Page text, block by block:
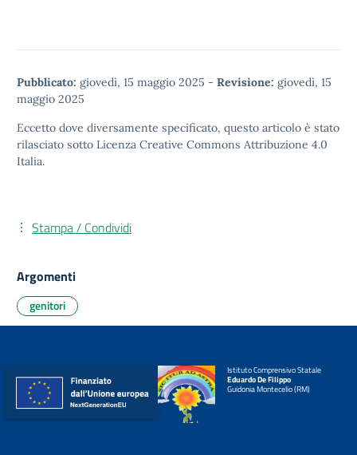
Pubblicato: giovedì, 15 maggio 2025 - Revisione: giovedì, 15
maggio 2025
Eccetto dove diversamente specificato, questo articolo è stato
rilasciato sotto Licenza Creative Commons Attribuzione 4.0
Italia.
Stampa / Condividi
Argomenti
genitori
Istituto Comprensivo Statale
Eduardo De Filippo
Guidonia Montecelio (RM)